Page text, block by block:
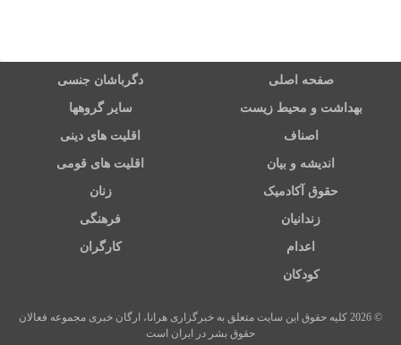
صفحه اصلی دگرباشان جنسی
بهداشت و محیط زیست سایر گروهها
اصناف اقلیت های دینی
اندیشه و بیان اقلیت های قومی
حقوق آکادمیک زنان
زندانیان فرهنگی
اعدام کارگران
کودکان
© 2026 کلیه حقوق این سایت متعلق به خبرگزاری هرانا، ارگان خبری مجموعه فعالان
حقوق بشر در ایران است